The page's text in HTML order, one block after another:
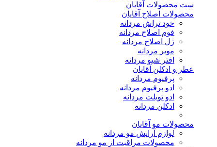
ست محصولات آقایان
محصولات اصلاح آقایان
خود تراش مردانه
فوم اصلاح مردانه
ژل اصلاح مردانه
موبر مردانه
افتر شیو مردانه
عطر و ادکلن آقایان
پرفیوم مردانه
ادو پرفیوم مردانه
ادو تویلت مردانه
ادکلن مردانه
محصولات مو آقایان
لوازم آرایش مو مردانه
محصولات مراقبت از مو مردانه